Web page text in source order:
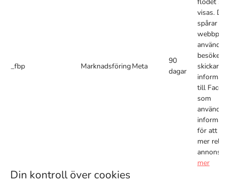
_fbp MarknadsföringMeta
90
dagar
visas. Den
spårar
besöker
skickar
till
som
använder
för att
mer
mer
Din kontroll över cookies